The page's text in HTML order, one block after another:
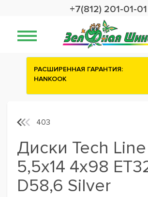
+7(812) 201-01-01
Сashback 2500
403
Диски Tech
5,5x14 4x98
D58,6 Silver